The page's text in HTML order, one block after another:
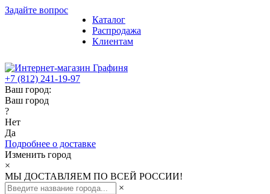
Задайте вопрос
Каталог
Распродажа
Клиентам
+7 (812) 241-19-97
Ваш город:
Ваш город
?
Нет
Да
Подробнее о доставке
Изменить город
×
МЫ ДОСТАВЛЯЕМ ПО ВСЕЙ РОССИИ!
×